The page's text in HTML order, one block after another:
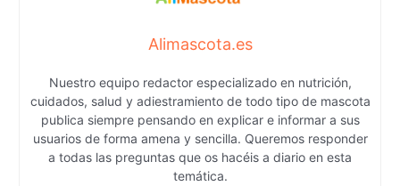
Alimascota.es
Nuestro equipo redactor especializado en nutrición,
cuidados, salud y adiestramiento de todo tipo de mascota
publica siempre pensando en explicar e informar a sus
usuarios de forma amena y sencilla. Queremos responder
a todas las preguntas que os hacéis a diario en esta
temática.